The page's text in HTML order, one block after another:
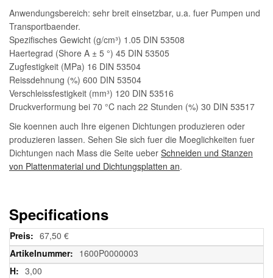
Anwendungsbereich: sehr breit einsetzbar, u.a. fuer Pumpen und
Transportbaender.
Spezifisches Gewicht (g/cm³) 1.05 DIN 53508
Haertegrad (Shore A ± 5 °) 45 DIN 53505
Zugfestigkeit (MPa) 16 DIN 53504
Reissdehnung (%) 600 DIN 53504
Verschleissfestigkeit (mm³) 120 DIN 53516
Druckverformung bei 70 °C nach 22 Stunden (%) 30 DIN 53517
Sie koennen auch Ihre eigenen Dichtungen produzieren oder
produzieren lassen. Sehen Sie sich fuer die Moeglichkeiten fuer
Dichtungen nach Mass die Seite ueber Schneiden und Stanzen
von Plattenmaterial und Dichtungsplatten an.
Specifications
Weitere
Informationen
67,50 €
1600P0000003
3,00